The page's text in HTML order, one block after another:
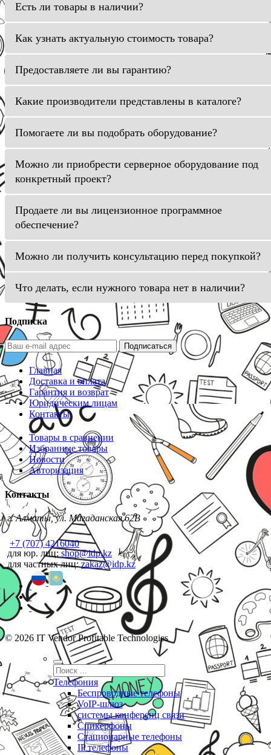
Есть ли товары в наличии?
Как узнать актуальную стоимость товара?
Предоставляете ли вы гарантию?
Какие производители представлены в каталоге?
Помогаете ли вы подобрать оборудование?
Можно ли приобрести серверное оборудование под
конкретный проект?
Продаете ли вы лицензионное программное
обеспечение?
Можно ли получить консультацию перед покупкой?
Что делать, если нужного товара нет в наличии?
Подписка
Подписаться
Главная
Доставка и оплата
Гарантия и возврат
Юридическим лицам
Контакты
Товары в сравнении
Избранные товары
Новости
Авторизация
Контакты
г. Алматы, ул. Магаданская 62В
+7 (707) 4216040
для юр. лиц:shop@idp.kz
для частных лиц:zakaz@idp.kz
© 2026 IT Vendor Profitable Technologies
Телефония
Беспроводные телефоны
VoIP-шлюз
системы конференц связи
Спикерфоны
Стационарные телефоны
IP телефоны